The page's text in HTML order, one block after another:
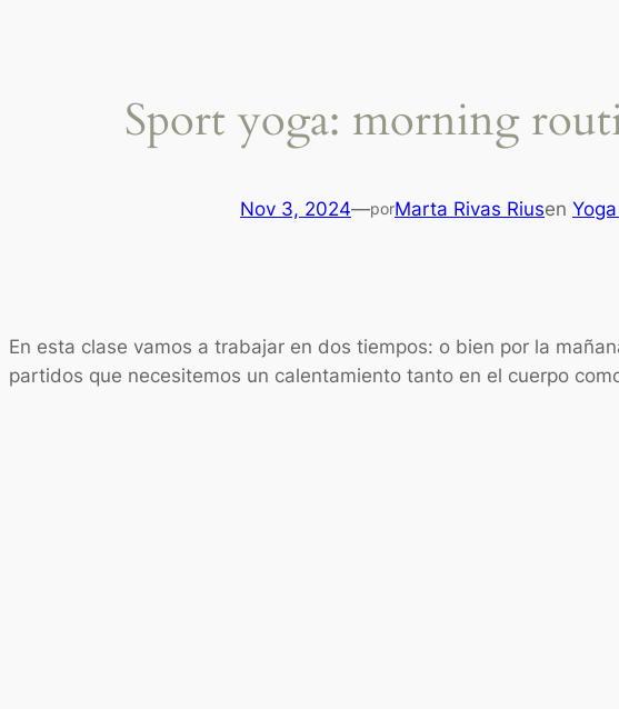
Sport yoga: morning
Nov 3, 2024—porMarta Rivas Riusen
En esta clase vamos a trabajar en dos tiempos: o bien por la
partidos que necesitemos un calentamiento tanto en el cuerpo